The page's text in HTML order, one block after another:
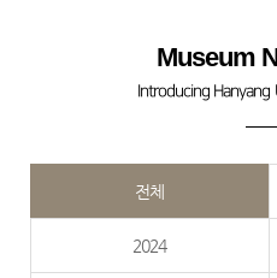
Museum
Introducing
전체
2024